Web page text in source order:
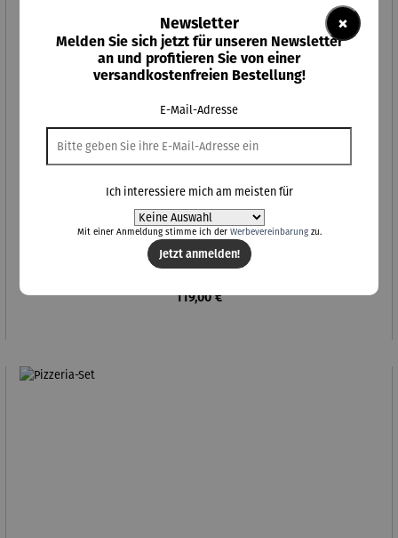
Tiny House Hygge
Regulärer Preis:
119,00 €
×
Newsletter
Melden Sie sich jetzt für unseren Newsletter
an und profitieren Sie von einer
versandkostenfreien Bestellung!
E-Mail-Adresse
Ich interessiere mich am meisten für
Mit einer Anmeldung stimme ich der Werbevereinbarungzu.
Jetzt anmelden!